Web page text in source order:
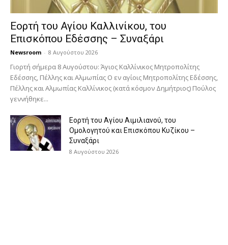
Εορτή του Αγίου Καλλινίκου, του
Επισκόπου Εδέσσης – Συναξάρι
Newsroom - 8 Αυγούστου 2026
Γιορτή σήμερα 8 Αυγούστου: Άγιος Καλλίνικος Μητροπολίτης
Εδέσσης, Πέλλης και Αλμωπίας Ο εν αγίοις Μητροπολίτης Εδέσσης,
Πέλλης και Αλμωπίας Καλλίνικος (κατά κόσμον Δημήτριος) Πούλος
γεννήθηκε...
Εορτή του Αγίου Αιμιλιανού, του
Ομολογητού και Επισκόπου Κυζίκου –
Συναξάρι
8 Αυγούστου 2026